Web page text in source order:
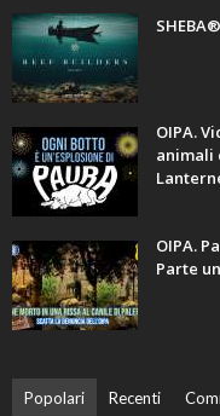
OIPA.
animali
OIPA.
Parte
Popolari Recenti